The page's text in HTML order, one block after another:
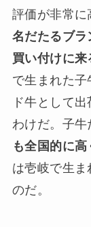
評価が非常に
名だたるブラ
買い付けに来
で生まれた
ド牛として
わけだ。子牛
も全国的に高
は壱岐で生
のだ。